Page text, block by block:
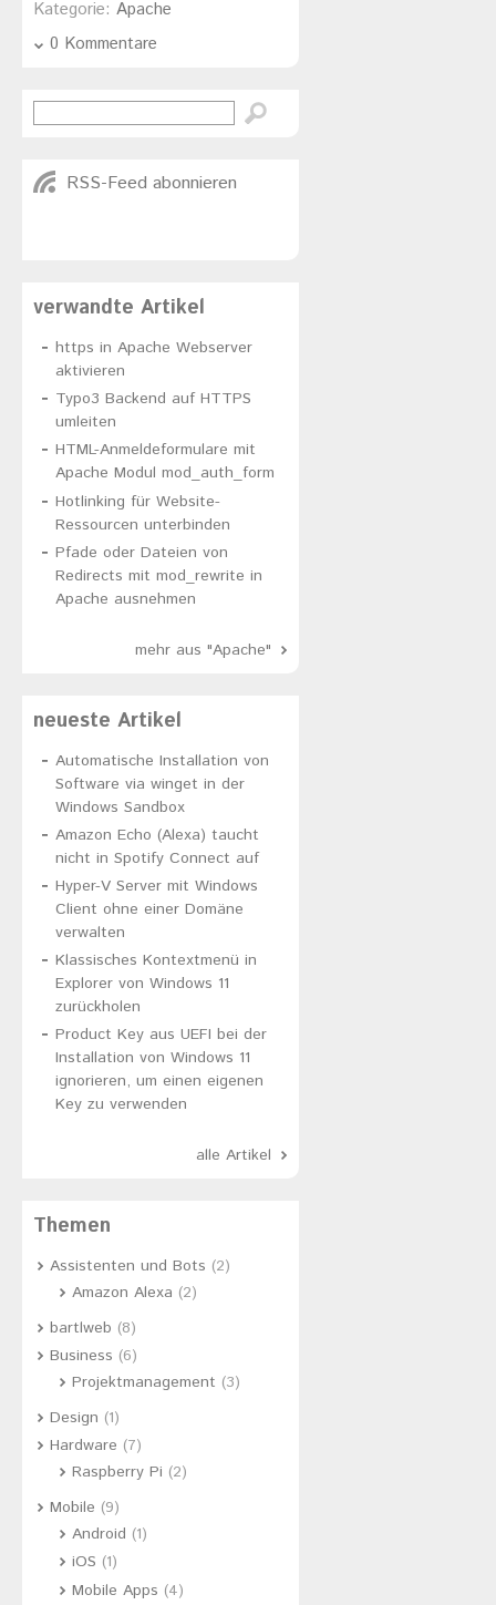
Kategorie: Apache
0 Kommentare
RSS-Feed abonnieren
verwandte Artikel
https in Apache Webserver
aktivieren
Typo3 Backend auf HTTPS
umleiten
HTML-Anmeldeformulare mit
Apache Modul mod_auth_form
Hotlinking für Website-
Ressourcen unterbinden
Pfade oder Dateien von
Redirects mit mod_rewrite in
Apache ausnehmen
mehr aus "Apache"
neueste Artikel
Automatische Installation von
Software via winget in der
Windows Sandbox
Amazon Echo (Alexa) taucht
nicht in Spotify Connect auf
Hyper-V Server mit Windows
Client ohne einer Domäne
verwalten
Klassisches Kontextmenü in
Explorer von Windows 11
zurückholen
Product Key aus UEFI bei der
Installation von Windows 11
ignorieren, um einen eigenen
Key zu verwenden
alle Artikel
Themen
Assistenten und Bots (2)
Amazon Alexa (2)
bartlweb (8)
Business (6)
Projektmanagement (3)
Design (1)
Hardware (7)
Raspberry Pi (2)
Mobile (9)
Android (1)
iOS (1)
Mobile Apps (4)